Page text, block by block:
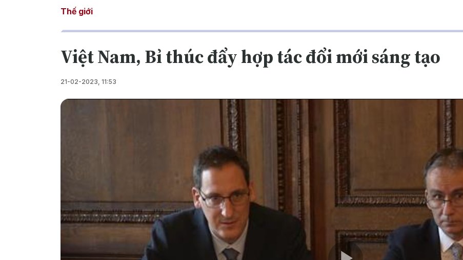
Thế giới
Việt Nam, Bỉ thúc đẩy hợp tác đổi mới sáng tạo
21-02-2023, 11:53